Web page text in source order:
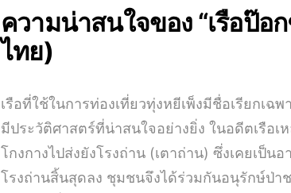
ความน่าสนใจของ “เรือป๊อ
ไทย)
เรือที่ใช้ในการท่องเที่ยวทุ่งหยีเพ็งมีชื่อเรียกเฉพ
มีประวัติศาสตร์ที่น่าสนใจอย่างยิ่ง ในอดีตเรือ
โกงกางไปส่งยังโรงถ่าน (เตาถ่าน) ซึ่งเคยเป็
โรงถ่านสิ้นสุดลง ชุมชนจึงได้ร่วมกันอนุรักษ์ป่า